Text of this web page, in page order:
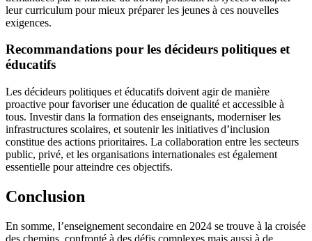
leur curriculum pour mieux préparer les jeunes à ces nouvelles
exigences.
Recommandations pour les décideurs politiques et
éducatifs
Les décideurs politiques et éducatifs doivent agir de manière
proactive pour favoriser une éducation de qualité et accessible à
tous. Investir dans la formation des enseignants, moderniser les
infrastructures scolaires, et soutenir les initiatives d’inclusion
constitue des actions prioritaires. La collaboration entre les secteurs
public, privé, et les organisations internationales est également
essentielle pour atteindre ces objectifs.
Conclusion
En somme, l’enseignement secondaire en 2024 se trouve à la croisée
des chemins, confronté à des défis complexes mais aussi à de